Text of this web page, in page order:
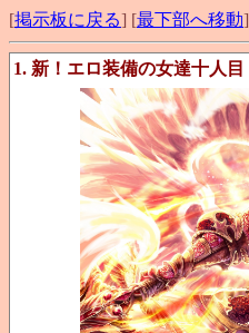
[掲示板に戻る] [最下部へ移動]
1. 新！エロ装備の女達十人目